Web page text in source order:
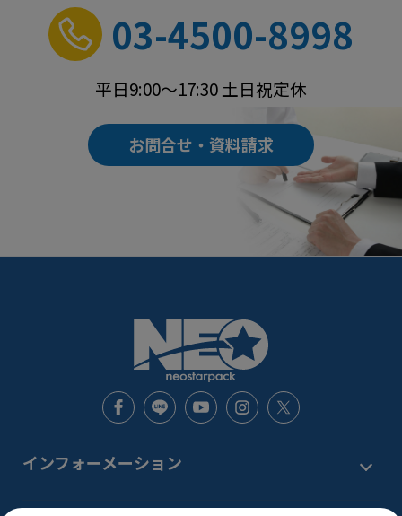
03-4500-8998
平日9:00～17:30 土日祝定休
お問合せ・資料請求
インフォーメーション
新着情報